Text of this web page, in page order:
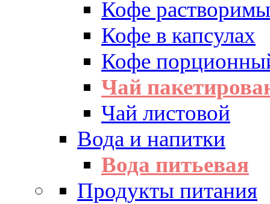
Кофе
Кофе в капсулах
Кофе
Чай
Чай листовой
Вода и напитки
Вода питьевая
Продукты питания